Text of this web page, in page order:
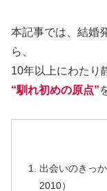
本記事では、結婚
ら、
10年以上にわたり
“馴れ初めの原点”
出会いのきっ
2010）